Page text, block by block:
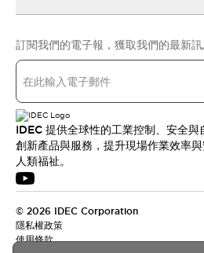
訂閱我們的電子報，獲取我們的最新
IDEC 提供全球性的工業控制、安全
創新產品與服務，提升現場作業效率
人類福祉。
© 2026 IDEC Corporation
隱私權政策
使用條款